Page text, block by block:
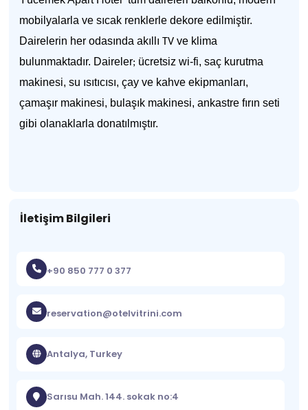
mobilyalarla ve sıcak renklerle dekore edilmiştir.
Dairelerin her odasında akıllıTV ve klima
bulunmaktadır. Daireler; ücretsiz wi-fi, saç kurutma
makinesi, su ısıtıcısı, çay ve kahve ekipmanları,
çamaşır makinesi, bulaşık makinesi, ankastre fırın seti
gibi olanaklarla donatılmıştır.
İletişim Bilgileri
+90 850 777 0 377
reservation@otelvitrini.com
Antalya, Turkey
Sarısu Mah. 144. sokak no:4